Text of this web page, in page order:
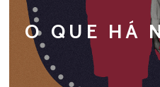
O QUE HÁ